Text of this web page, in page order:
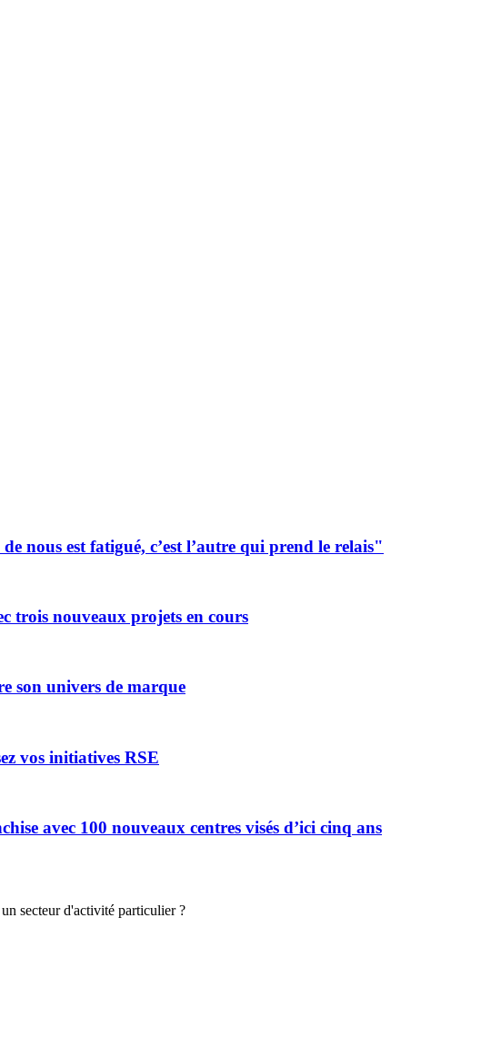
nous est fatigué, c’est l’autre qui prend le relais"
trois nouveaux projets en cours
son univers de marque
vos initiatives RSE
avec 100 nouveaux centres visés d’ici cinq ans
secteur d'activité particulier ?